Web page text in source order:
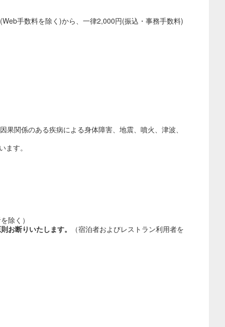
手数料を除く)から、一律2,000円(振込・事務手数料)
関係のある疾病による身体障害、地震、噴火、津波、
す。
除く）
お断りいたします。
（宿泊者およびレストラン利用者を